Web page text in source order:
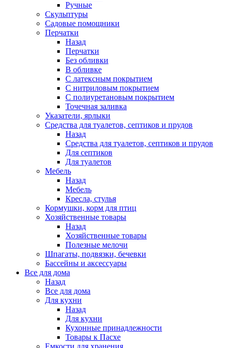
Ручные
Скульптуры
Садовые помощники
Перчатки
Назад
Перчатки
Без обливки
В обливке
С латексным покрытием
С нитриловым покрытием
С полиуретановым покрытием
Точечная заливка
Указатели, ярлыки
Средства для туалетов, септиков и прудов
Назад
Средства для туалетов, септиков и прудов
Для септиков
Для туалетов
Мебель
Назад
Мебель
Кресла, стулья
Кормушки, корм для птиц
Хозяйственные товары
Назад
Хозяйственные товары
Полезные мелочи
Шпагаты, подвязки, бечевки
Бассейны и аксессуары
Все для дома
Назад
Все для дома
Для кухни
Назад
Для кухни
Кухонные принадлежности
Товары к Пасхе
Емкости для хранения